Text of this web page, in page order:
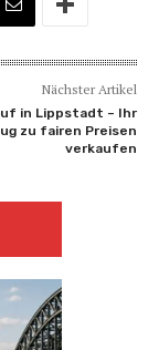
Nächster Artikel
in Lippstadt – Ihr
zu fairen Preisen
verkaufen